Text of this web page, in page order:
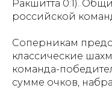
Ракшитта 0:1).
российской
Соперникам
классические
команда-
сумме очков,